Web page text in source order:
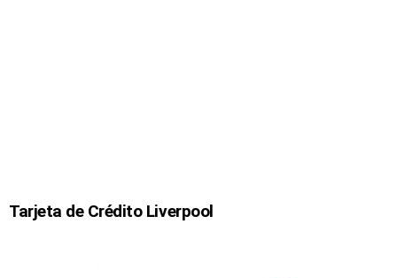
Tarjeta de Crédito Liverpool